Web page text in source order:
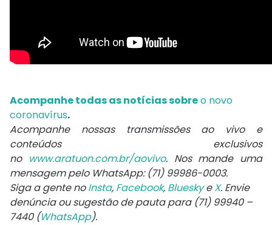
Acompanhetodas as notícias sobreo novo
coronavírus.
Acompanhe nossas transmissões ao vivo e
conteúdos exclusivos
no www.aratuon.com.br/aovivo. Nos mande uma
mensagem pelo WhatsApp: (71) 99986-0003.
Siga a gente noInsta, Facebook, BlueskyeX. Envie
denúncia ou sugestão de pauta para (71) 99940 –
7440 (WhatsApp).